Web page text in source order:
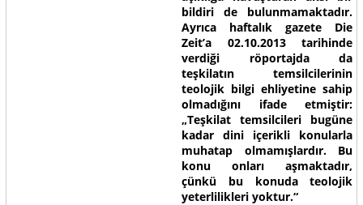
bildiri de bulunmamaktadır.
Ayrıca haftalık gazete Die
Zeit’a 02.10.2013 tarihinde
verdiği röportajda da
teşkilatın temsilcilerinin
teolojik bilgi ehliyetine sahip
olmadığını ifade etmiştir:
„Teşkilat temsilcileri bugüne
kadar dini içerikli konularla
muhatap olmamışlardır. Bu
konu onları aşmaktadır,
çünkü bu konuda teolojik
yeterlilikleri yoktur.“